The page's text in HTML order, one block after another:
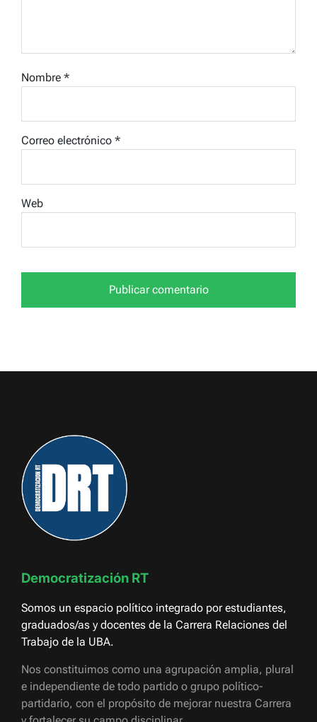
Nombre *
Correo electrónico *
Web
Democratización RT
Somos un espacio político integrado por estudiantes,
graduados/as y docentes de la Carrera Relaciones del
Trabajo de la UBA.
Nos constituimos como una agrupación amplia, plural
e independiente de todo partido o grupo político-
partidario, con el propósito de mejorar nuestra Carrera